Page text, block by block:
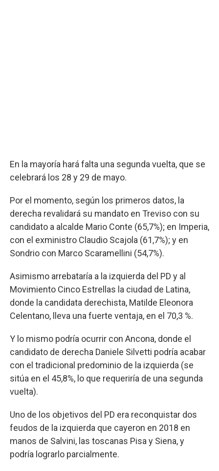
En la mayoría hará falta una segunda vuelta, que se
celebrará los 28 y 29 de mayo.
Por el momento, según los primeros datos, la
derecha revalidará su mandato en Treviso con su
candidato a alcalde Mario Conte (65,7%); en Imperia,
con el exministro Claudio Scajola (61,7%); y en
Sondrio con Marco Scaramellini (54,7%).
Asimismo arrebataría a la izquierda del PD y al
Movimiento Cinco Estrellas la ciudad de Latina,
donde la candidata derechista, Matilde Eleonora
Celentano, lleva una fuerte ventaja, en el 70,3 %.
Y lo mismo podría ocurrir con Ancona, donde el
candidato de derecha Daniele Silvetti podría acabar
con el tradicional predominio de la izquierda (se
sitúa en el 45,8%, lo que requeriría de una segunda
vuelta).
Uno de los objetivos del PD era reconquistar dos
feudos de la izquierda que cayeron en 2018 en
manos de Salvini, las toscanas Pisa y Siena, y
podría lograrlo parcialmente.